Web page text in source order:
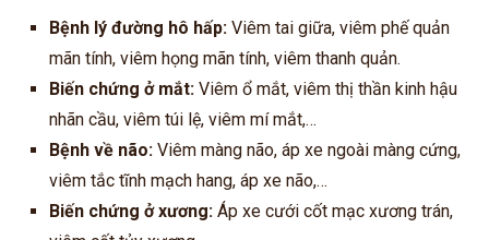
Bệnh lý đường hô hấp: Viêm tai giữa, viêm phế quản
mãn tính, viêm họng mãn tính, viêm thanh quản.
Biến chứng ở mắt: Viêm ổ mắt, viêm thị thần kinh hậu
nhãn cầu, viêm túi lệ, viêm mí mắt,…
Bệnh về não: Viêm màng não, áp xe ngoài màng cứng,
viêm tắc tĩnh mạch hang, áp xe não,…
Biến chứng ở xương: Áp xe cưới cốt mạc xương trán,